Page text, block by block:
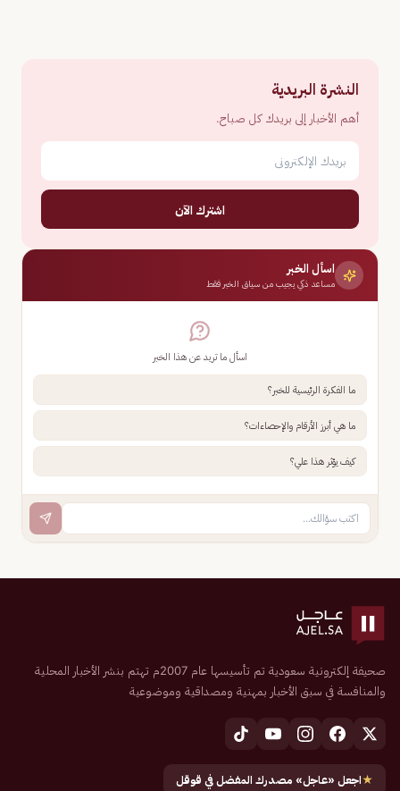
النشرة البريدية
أهم الأخبار إلى بريدك كل صباح.
اشترك الآن
اسأل الخبر
مساعد ذكي يجيب من سياق الخبر فقط
اسأل ما تريد عن هذا الخبر
ما الفكرة الرئيسية للخبر؟
ما هي أبرز الأرقام والإحصاءات؟
كيف يؤثر هذا علي؟
صحيفة إلكترونية سعودية تم تأسيسها عام 2007م تهتم بنشر الأخبار المحلية
والمنافسة في سبق الأخبار بمهنية ومصداقية وموضوعية
★اجعل «عاجل» مصدرك المفضل في قوقل